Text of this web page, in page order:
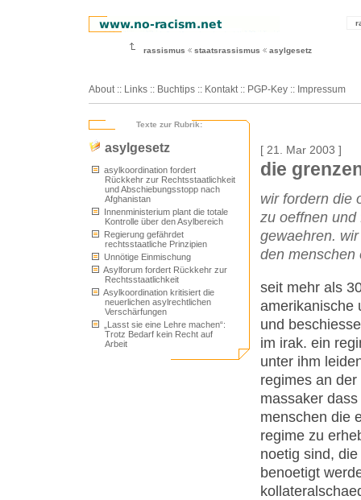
rassismus staatsrassismus asylgesetz
About :: Links :: Buchtips :: Kontakt :: PGP-Key :: Impressum
Texte zur Rubrik:
asylgesetz
asylkoordination fordert
Rückkehr zur Rechtsstaatlichkeit
und Abschiebungsstopp nach
Afghanistan
Innenministerium plant die totale
Kontrolle über den Asylbereich
Regierung gefährdet
rechtsstaatliche Prinzipien
Unnötige Einmischung
Asylforum fordert Rückkehr zur
Rechtsstaatlichkeit
Asylkoordination kritisiert die
neuerlichen asylrechtlichen
Verschärfungen
„Lasst sie eine Lehre machen“:
Trotz Bedarf kein Recht auf
Arbeit
[ 21. Mar 2003 ]
die
wir fordern die
zu oeffnen
gewaehren.
den menschen
seit mehr als
amerikanische
und
im irak. ein
unter ihm
regimes an
massaker
menschen die
regime zu
noetig sind,
benoetigt